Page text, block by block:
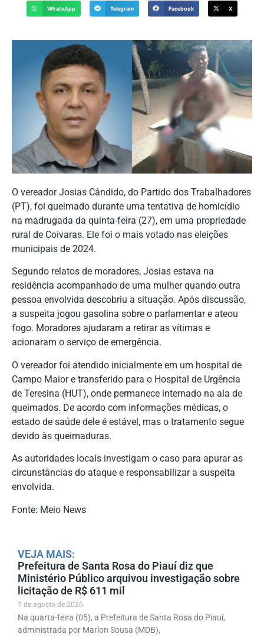
WhatsApp Telegram Facebook X
O vereador Josias Cândido, do Partido dos Trabalhadores
(PT), foi queimado durante uma tentativa de homicídio
na madrugada da quinta-feira (27), em uma propriedade
rural de Coivaras. Ele foi o mais votado nas eleições
municipais de 2024.
Segundo relatos de moradores, Josias estava na
residência acompanhado de uma mulher quando outra
pessoa envolvida descobriu a situação. Após discussão,
a suspeita jogou gasolina sobre o parlamentar e ateou
fogo. Moradores ajudaram a retirar as vítimas e
acionaram o serviço de emergência.
O vereador foi atendido inicialmente em um hospital de
Campo Maior e transferido para o Hospital de Urgência
de Teresina (HUT), onde permanece internado na ala de
queimados. De acordo com informações médicas, o
estado de saúde dele é estável, mas o tratamento segue
devido às queimaduras.
As autoridades locais investigam o caso para apurar as
circunstâncias do ataque e responsabilizar a suspeita
envolvida.
Fonte: Meio News
VEJA MAIS:
Prefeitura de Santa Rosa do Piauí diz que
Ministério Público arquivou investigação sobre
licitação de R$ 611 mil
7 de agosto de 2026
Na quarta-feira (05), a Prefeitura de Santa Rosa do Piauí,
administrada por Marlon Sousa (MDB),